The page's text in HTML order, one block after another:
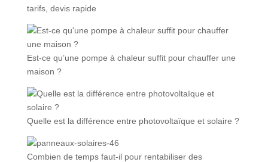
tarifs, devis rapide
Est-ce qu’une pompe à chaleur suffit pour chauffer une
maison ?
Quelle est la différence entre photovoltaïque et solaire ?
Combien de temps faut-il pour rentabiliser des